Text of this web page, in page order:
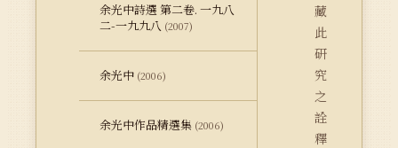
余光中詩選 第二卷. 一九八
二-一九九八 (2007)
余光中 (2006)
余光中作品精選集 (2006)
藏
此
研
究
之
詮
釋